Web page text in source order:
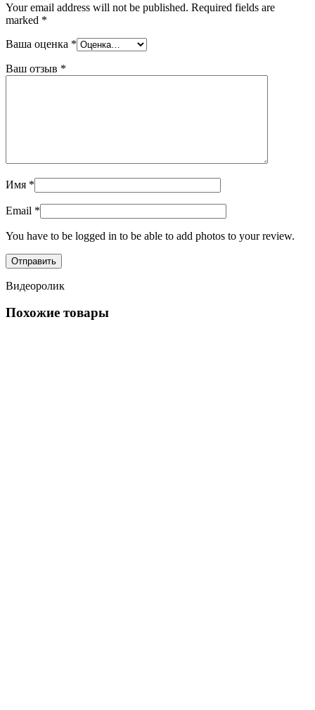
Your email address will not be published. Required fields are
marked *
Ваша оценка *
Ваш отзыв *
Имя *
Email *
You have to be logged in to be able to add photos to your review.
Видеоролик
Похожие товары